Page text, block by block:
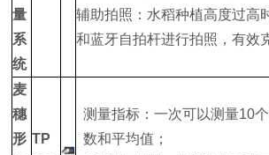
量
系
统
辅助拍照：水稻种植高度过高
和蓝牙自拍杆进行拍照，有效
麦
穗
形 TP
测量指标：一次可以测量10
数和平均值；